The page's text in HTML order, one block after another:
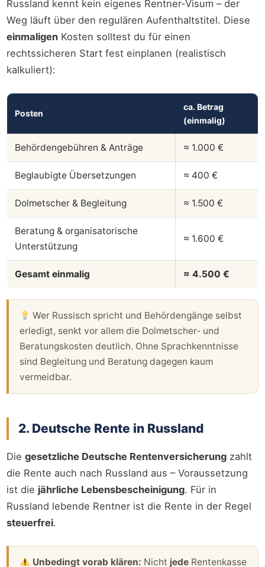
Russland kennt kein eigenes Rentner-Visum – der
Weg läuft über den regulären Aufenthaltstitel. Diese
einmaligen Kosten solltest du für einen
rechtssicheren Start fest einplanen (realistisch
kalkuliert):
Posten
ca. Betrag
(einmalig)
Behördengebühren & Anträge ≈ 1.000 €
Beglaubigte Übersetzungen ≈ 400 €
Dolmetscher & Begleitung ≈ 1.500 €
Beratung & organisatorische
Unterstützung
≈ 1.600 €
Gesamt einmalig ≈ 4.500 €
Wer Russisch spricht und Behördengänge selbst
erledigt, senkt vor allem die Dolmetscher- und
Beratungskosten deutlich. Ohne Sprachkenntnisse
sind Begleitung und Beratung dagegen kaum
vermeidbar.
2. Deutsche Rente in Russland
Die gesetzliche Deutsche Rentenversicherung zahlt
die Rente auch nach Russland aus – Voraussetzung
ist die jährliche Lebensbescheinigung. Für in
Russland lebende Rentner ist die Rente in der Regel
steuerfrei.
Unbedingt vorab klären: Nicht jedeRentenkasse